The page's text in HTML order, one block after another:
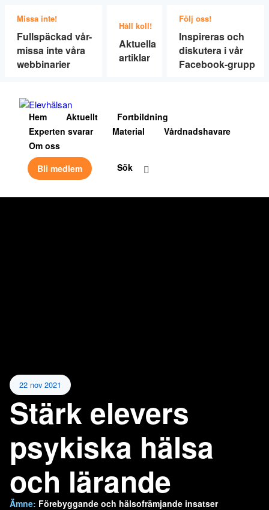
Missa inte!
Fullspäckad vår-
missa inte våra
webbinarier
Håll koll!
Aktuella
artiklar
Följ oss!
Inspireras och
diskutera i vår
Facebook-grupp
Hem Aktuellt
Fortbildning
Experten svarar
Material
Vårdnadshavare
Om oss
Bli medlem
Sök
22 nov 2021
Stärk elevers
psykiska hälsa
och lärande
Ämne: Förebyggande och hälsofrämjande insatser